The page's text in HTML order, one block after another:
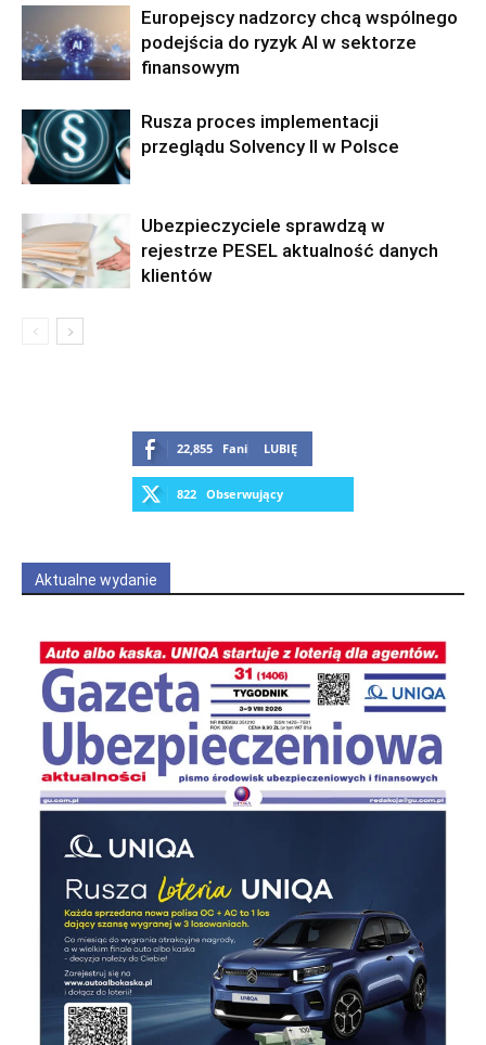
Europejscy nadzorcy chcą wspólnego
podejścia do ryzyk AI w sektorze
finansowym
Rusza proces implementacji
przeglądu Solvency II w Polsce
Ubezpieczyciele sprawdzą w
rejestrze PESEL aktualność danych
klientów
22,855 Fani LUBIĘ
822 Obserwujący
Aktualne wydanie